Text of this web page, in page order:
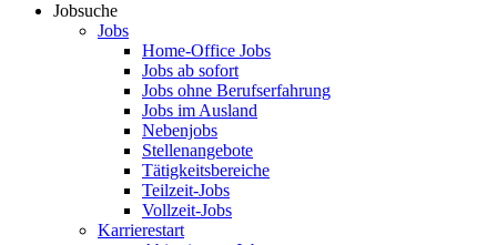
Jobsuche
Jobs
Home-Office Jobs
Jobs ab sofort
Jobs ohne Berufserfahrung
Jobs im Ausland
Nebenjobs
Stellenangebote
Tätigkeitsbereiche
Teilzeit-Jobs
Vollzeit-Jobs
Karrierestart